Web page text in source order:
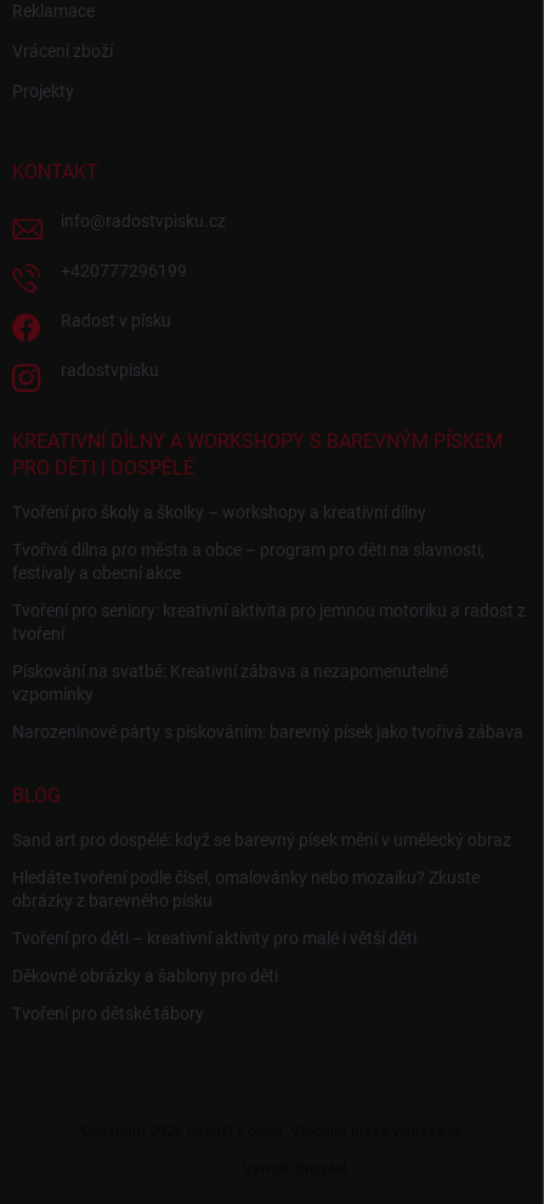
Reklamace
Vrácení zboží
Projekty
KONTAKT
info@radostvpisku.cz
+420777296199
Radost v písku
radostvpisku
KREATIVNÍ DÍLNY A WORKSHOPY S BAREVNÝM PÍSKEM
PRO DĚTI I DOSPĚLÉ
Tvoření pro školy a školky – workshopy a kreativní dílny
Tvořivá dílna pro města a obce – program pro děti na slavnosti,
festivaly a obecní akce
Tvoření pro seniory: kreativní aktivita pro jemnou motoriku a radost z
tvoření
Pískování na svatbě: Kreativní zábava a nezapomenutelné
vzpomínky
Narozeninové párty s pískováním: barevný písek jako tvořivá zábava
BLOG
Sand art pro dospělé: když se barevný písek mění v umělecký obraz
Hledáte tvoření podle čísel, omalovánky nebo mozaiku? Zkuste
obrázky z barevného písku
Tvoření pro děti – kreativní aktivity pro malé i větší děti
Děkovné obrázky a šablony pro děti
Tvoření pro dětské tábory